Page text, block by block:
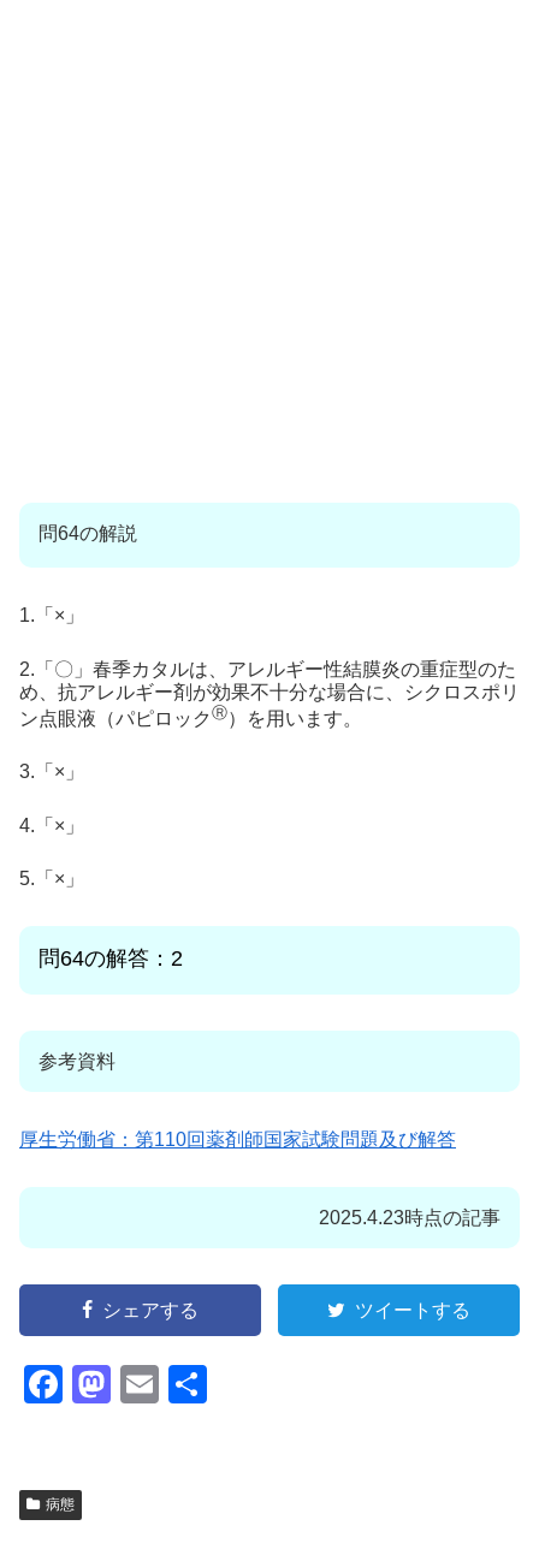
問64の解説
1.「×」
2.「〇」春季カタルは、アレルギー性結膜炎の重症型のた
め、抗アレルギー剤が効果不十分な場合に、シクロスポリ
ン点眼液（パピロック Ⓡ）を用います。
3.「×」
4.「×」
5.「×」
問64の解答：2
参考資料
厚生労働省：第110回薬剤師国家試験問題及び解答
2025.4.23時点の記事
シェアする ツイートする
F
e
M
E
病態